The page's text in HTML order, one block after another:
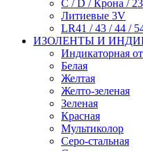
C / D / Крона /
Литиевые 3V
LR41 / 43 / 44 /
ИЗОЛЕНТЫ И
Индикаторная
Белая
Желтая
Желто-зеленая
Зеленая
Красная
Мультиколор
Серо-стальная